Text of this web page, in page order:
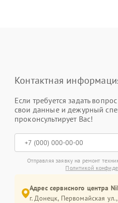
Контактная
Если требуется задать
свои данные и дежурный
проконсультирует Вас!
Отправляя заявку на ремонт
Политикой
Адрес сервисного центра
г. Донецк, Первомайская